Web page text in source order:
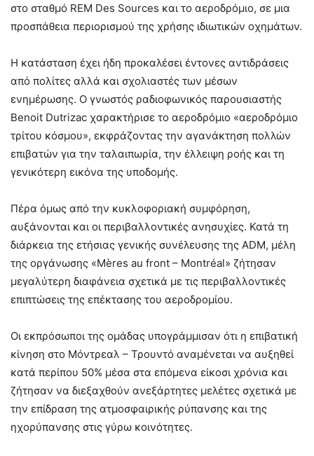
στο σταθμό REM Des Sources και το αεροδρόμιο, σε μια
προσπάθεια περιορισμού της χρήσης ιδιωτικών οχημάτων.
Η κατάσταση έχει ήδη προκαλέσει έντονες αντιδράσεις
από πολίτες αλλά και σχολιαστές των μέσων
ενημέρωσης. Ο γνωστός ραδιοφωνικός παρουσιαστής
Benoit Dutrizac χαρακτήρισε το αεροδρόμιο «αεροδρόμιο
τρίτου κόσμου», εκφράζοντας την αγανάκτηση πολλών
επιβατών για την ταλαιπωρία, την έλλειψη ροής και τη
γενικότερη εικόνα της υποδομής.
Πέρα όμως από την κυκλοφοριακή συμφόρηση,
αυξάνονται και οι περιβαλλοντικές ανησυχίες. Κατά τη
διάρκεια της ετήσιας γενικής συνέλευσης της ADM, μέλη
της οργάνωσης «Mères au front – Montréal» ζήτησαν
μεγαλύτερη διαφάνεια σχετικά με τις περιβαλλοντικές
επιπτώσεις της επέκτασης του αεροδρομίου.
Οι εκπρόσωποι της ομάδας υπογράμμισαν ότι η επιβατική
κίνηση στο Μόντρεαλ – Τρουντό αναμένεται να αυξηθεί
κατά περίπου 50% μέσα στα επόμενα είκοσι χρόνια και
ζήτησαν να διεξαχθούν ανεξάρτητες μελέτες σχετικά με
την επίδραση της ατμοσφαιρικής ρύπανσης και της
ηχορύπανσης στις γύρω κοινότητες.